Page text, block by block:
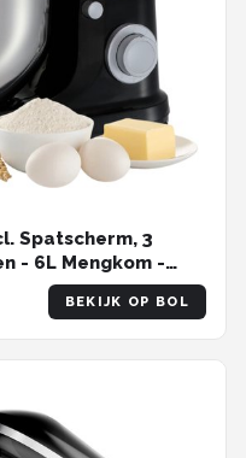
Spatscherm, 3
- 6L Mengkom -
-
BEKIJK OP BOL